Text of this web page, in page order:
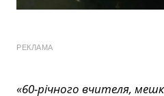
РЕКЛАМА
«60-річного вчителя,